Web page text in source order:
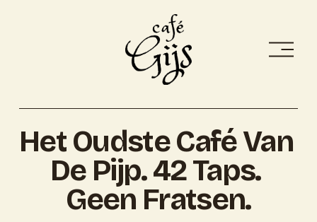
M
e
e
n
Het Oudste Café Van
De Pijp. 42 Taps.
Geen Fratsen.